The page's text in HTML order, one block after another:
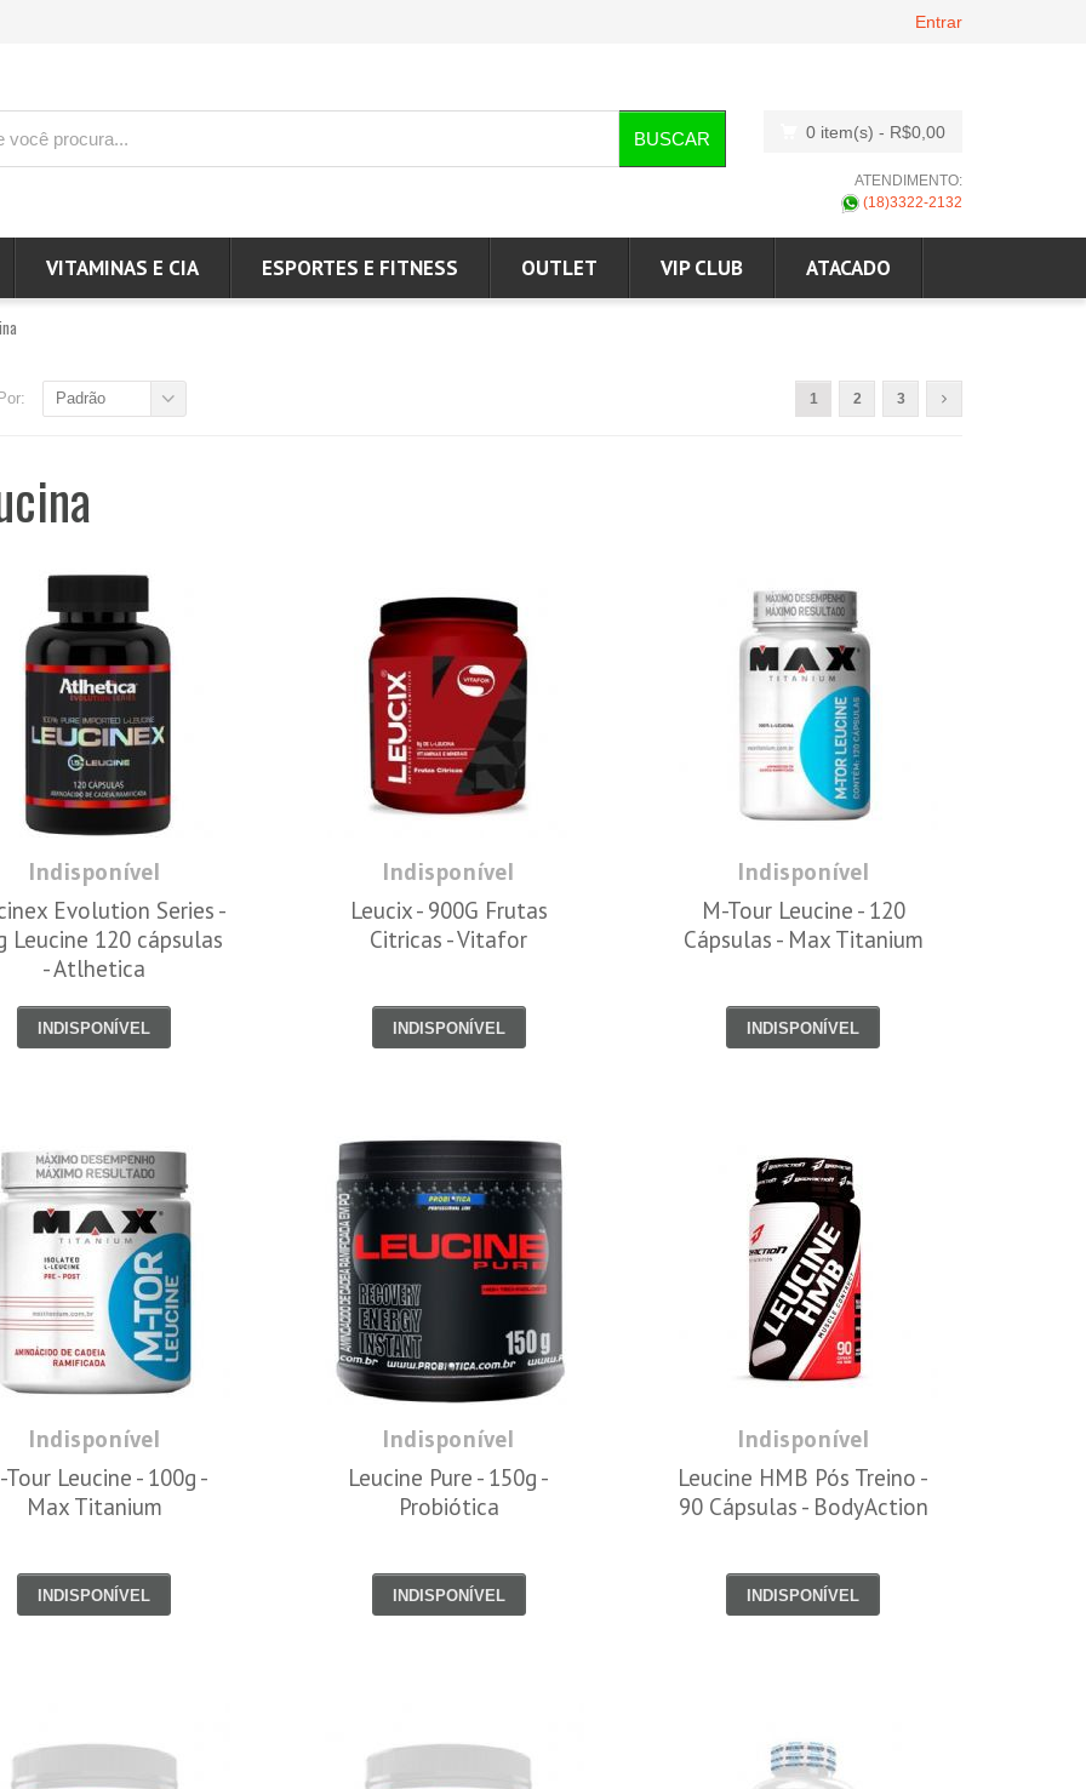
Entrar
BUSCAR 0 item(s) - R$0,00
ATENDIMENTO:
(18)3322-2132
VITAMINAS E CIA ESPORTES E FITNESS OUTLET VIP CLUB ATACADO
Padrão 1 2 3
Indisponível
Evolution Series -
Leucine 120 cápsulas
- Atlhetica
INDISPONÍVEL
Indisponível
Leucix - 900G Frutas
Citricas - Vitafor
INDISPONÍVEL
Indisponível
M-Tour Leucine - 120
Cápsulas - Max Titanium
INDISPONÍVEL
Indisponível
Leucine - 100g -
Max Titanium
INDISPONÍVEL
Indisponível
Leucine Pure - 150g -
Probiótica
INDISPONÍVEL
Indisponível
Leucine HMB Pós Treino -
90 Cápsulas - BodyAction
INDISPONÍVEL